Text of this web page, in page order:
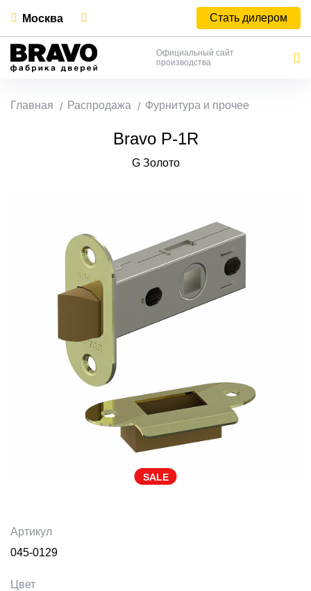
Москва Стать дилером
Официальный сайт
производства
Главная Распродажа Фурнитура и прочее
Bravo P-1R
G Золото
SALE
Артикул
045-0129
Цвет